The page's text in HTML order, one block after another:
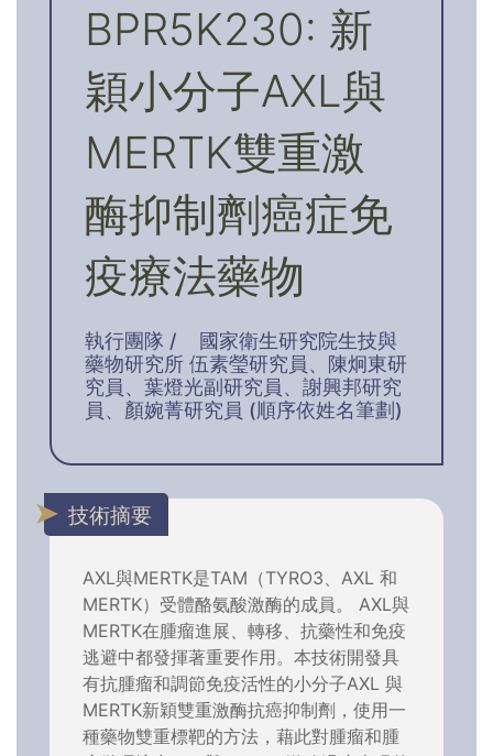
BPR5K230: 新
穎小分子AXL與
MERTK雙重激
酶抑制劑癌症免
疫療法藥物
執行團隊 /
國家衛生研究院生技與
藥物研究所 伍素瑩研究員、陳炯東研
究員、葉燈光副研究員、謝興邦研究
員、顏婉菁研究員 (順序依姓名筆劃)
技術摘要
AXL與MERTK是TAM（TYRO3、AXL 和
MERTK）受體酪氨酸激酶的成員。 AXL與
MERTK在腫瘤進展、轉移、抗藥性和免疫
逃避中都發揮著重要作用。本技術開發具
有抗腫瘤和調節免疫活性的小分子AXL 與
MERTK新穎雙重激酶抗癌抑制劑，使用一
種藥物雙重標靶的方法，藉此對腫瘤和腫